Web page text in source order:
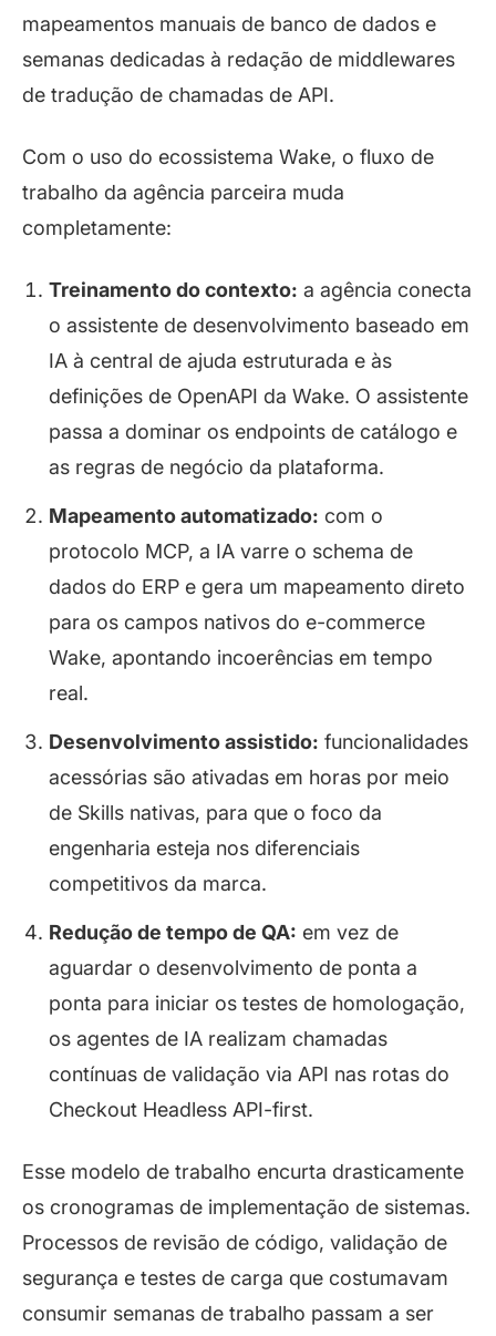
mapeamentos manuais de banco de dados e
semanas dedicadas à redação de middlewares
de tradução de chamadas de API.
Com o uso do ecossistema Wake, o fluxo de
trabalho da agência parceira muda
completamente:
Treinamento do contexto: a agência conecta
o assistente de desenvolvimento baseado em
IA à central de ajuda estruturada e às
definições de OpenAPI da Wake. O assistente
passa a dominar os endpoints de catálogo e
as regras de negócio da plataforma.
Mapeamento automatizado: com o
protocolo MCP, a IA varre o schema de
dados do ERP e gera um mapeamento direto
para os campos nativos do e-commerce
Wake, apontando incoerências em tempo
real.
Desenvolvimento assistido: funcionalidades
acessórias são ativadas em horas por meio
de Skills nativas, para que o foco da
engenharia esteja nos diferenciais
competitivos da marca.
Redução de tempo de QA: em vez de
aguardar o desenvolvimento de ponta a
ponta para iniciar os testes de homologação,
os agentes de IA realizam chamadas
contínuas de validação via API nas rotas do
Checkout Headless API-first.
Esse modelo de trabalho encurta drasticamente
os cronogramas de implementação de sistemas.
Processos de revisão de código, validação de
segurança e testes de carga que costumavam
consumir semanas de trabalho passam a ser